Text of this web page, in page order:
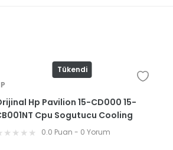
Tükendi
Hp Pavilion 15-CD000 15-
Cpu Sogutucu Cooling
0.0 Puan - 0 Yorum